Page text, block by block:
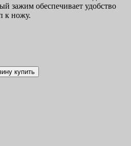
зажим обеспечивает удобство
к ножу.
купить